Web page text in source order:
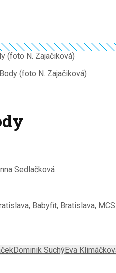
(foto N. Zajačiková)
Sedlačková
Babyfit, Bratislava,
Dominik SuchýEva